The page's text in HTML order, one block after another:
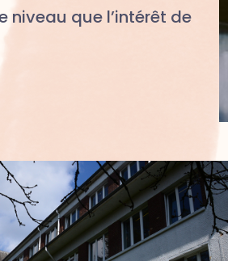
niveau que l’intérêt de